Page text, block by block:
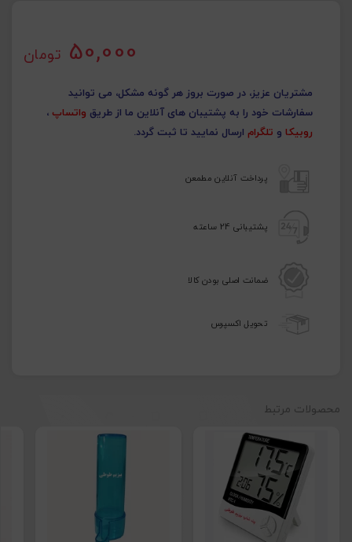
50,000 تومان
مشتریان عزیز، در صورت بروز هر گونه مشکل، می توانید
سفارشات خود را به پشتیبان های آنلاین ما از طریق واتساپ ،
روبیکا و تلگرام ارسال نمایید تا ثبت گردد.
پرداخت آنلاین مطمعن
پشتیبانی 24 ساعته
ضمانت اصلی بودن کالا
تحویل اکسپرس
محصولات مرتبط